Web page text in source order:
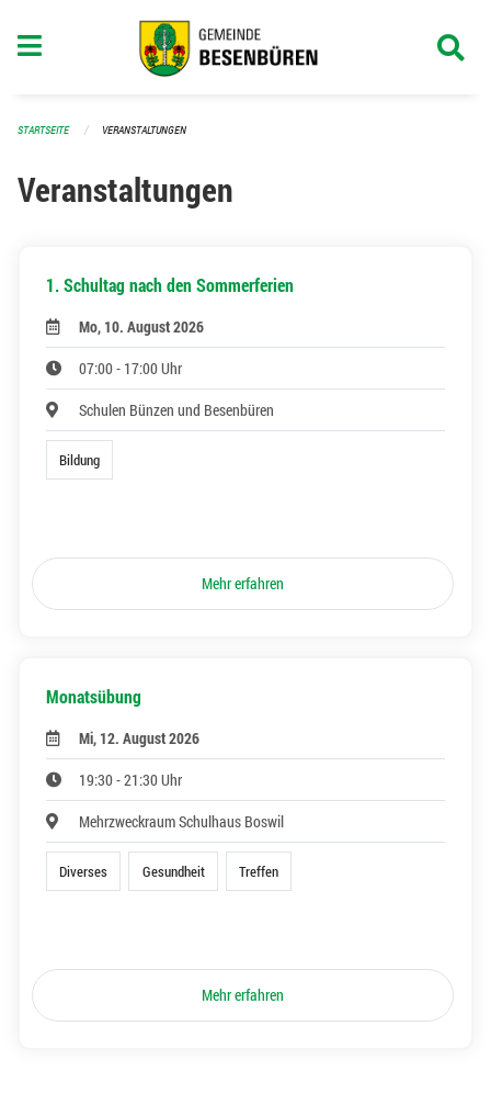
STARTSEITE VERANSTALTUNGEN
Veranstaltungen
1. Schultag nach den Sommerferien
Mo, 10. August 2026
07:00 - 17:00 Uhr
Schulen Bünzen und Besenbüren
Bildung
Mehr erfahren
Monatsübung
Mi, 12. August 2026
19:30 - 21:30 Uhr
Mehrzweckraum Schulhaus Boswil
Diverses Gesundheit Treffen
Mehr erfahren